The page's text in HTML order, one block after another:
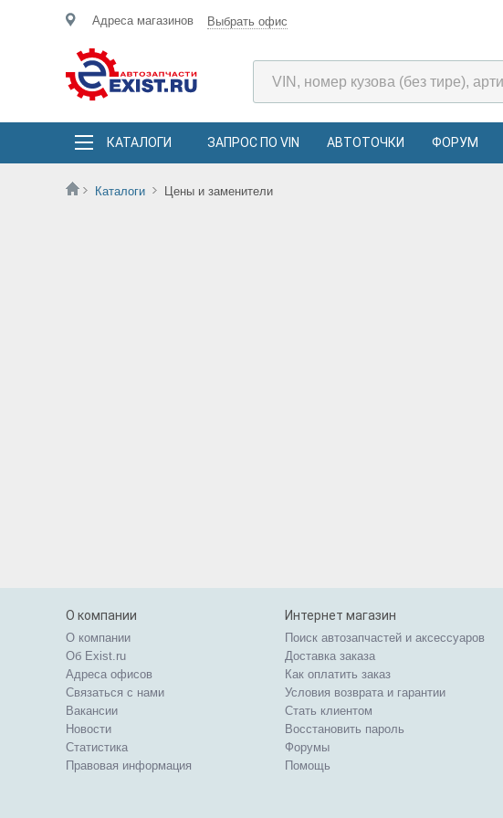
Адреса магазинов Выбрать офис
КАТАЛОГИ ЗАПРОС ПО VIN АВТОТОЧКИ ФОРУМ
Каталоги Цены и заменители
О компании
О компании
Об Exist.ru
Адреса офисов
Связаться с нами
Вакансии
Новости
Статистика
Правовая информация
Интернет магазин
Поиск автозапчастей и аксессуаров
Доставка заказа
Как оплатить заказ
Условия возврата и гарантии
Стать клиентом
Восстановить пароль
Форумы
Помощь